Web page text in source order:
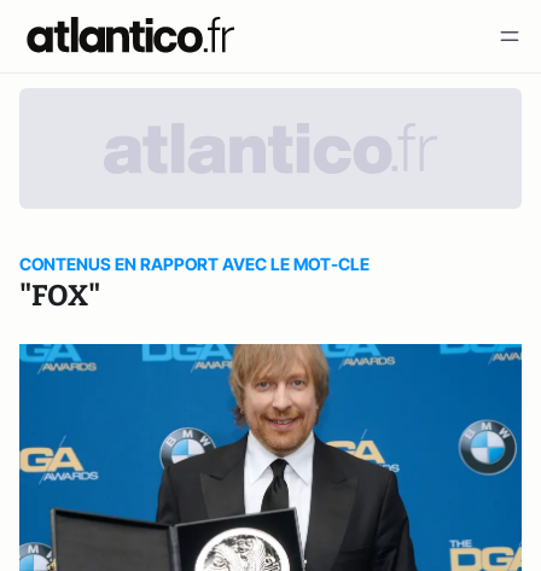
CONTENUS EN RAPPORT AVEC LE MOT-CLE
"FOX"